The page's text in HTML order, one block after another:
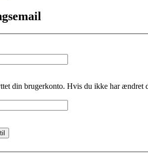
din brugerkonto. Hvis du ikke har ændret